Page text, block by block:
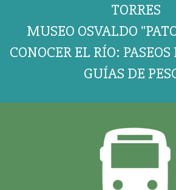
TORRES
MUSEO OSVALDO
CONOCER EL RÍO:
GUÍAS DE